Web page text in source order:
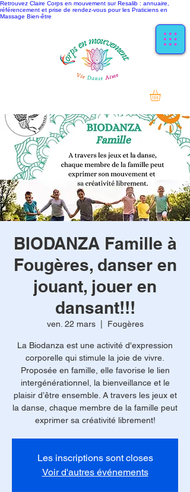
Retrouvez Claire Corps en mouvement sur Resalib : annuaire,
référencement et prise de rendez-vous pour les Praticiens en
Massage Bien-être
BIODANZA Famille à
Fougères, danser en
jouant, jouer en
dansant!!!
ven. 22 mars
  |
Fougères
La Biodanza est une activité d'expression
corporelle qui stimule la joie de vivre.
Proposée en famille, elle favorise le lien
intergénérationnel, la bienveillance et le
plaisir d’être ensemble. A travers les jeux et
la danse, chaque membre de la famille peut
exprimer sa créativité librement!
Les inscriptions sont closes
Voir d'autres événements